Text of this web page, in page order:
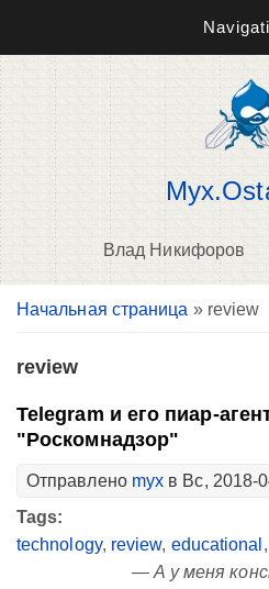
Влад Никифоров
Вы здесь
Начальная страница » review
review
Telegram и его пиар-
"Роскомнадзор"
Отправлено myx в Вс, 2018-
Tags:
technology, review, educational ,
— А у меня